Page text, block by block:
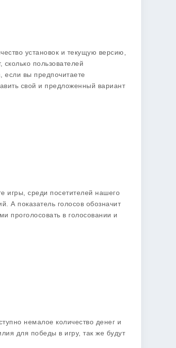
установок и текущую версию,
пользователей
если вы предпочитаете
свой и предложенный вариант
игры, среди посетителей нашего
А показатель голосов обозначит
проголосовать в голосовании и
немалое количество денег и
для победы в игру, так же будут